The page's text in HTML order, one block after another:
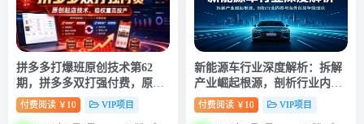
拼多多打爆班原创技术第62
期，拼多多双打强付费，原创
起店技术，稳权重高投产
付费阅读 ￥ 10 VIP项目
新能源车行业深度解析：拆解
产业崛起根源，剖析行业内卷
与海外贸易争端现状
付费阅读 ￥ 10 VIP项目